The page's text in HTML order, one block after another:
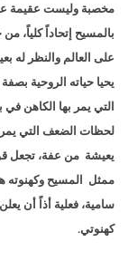
مخصبة وليست عقيمة
بالمسيح إتحاداً كلياً،
على العالم والنظر له
يحيا حياته الروحية
التي يمر بها الكاهن
لحظات الضعف التي يمر
يعيشة من عفة، تجعل
ممثل المسيح وكهنوته
سامية، فعلية أذاً أن
كهنوتي.